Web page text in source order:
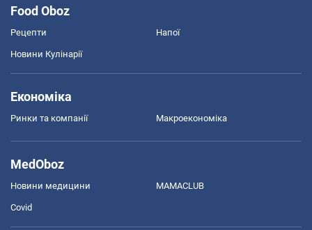
Food Oboz
Рецепти Напої
Новини Кулінарії
Економіка
Ринки та компанії Макроекономіка
MedOboz
Новини медицини MAMACLUB
Covid